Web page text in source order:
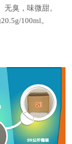
臭，味微甜。
100ml。